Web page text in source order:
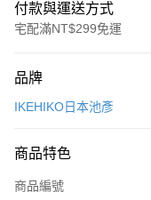
付款與運送方式
宅配滿NT$299免運
信用卡一次付款
Apple Pay
悠遊付
品牌
IKEHIKO日本池彥
商品特色
商品編號